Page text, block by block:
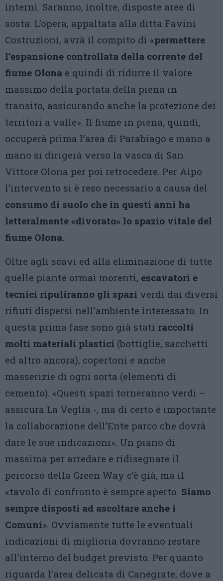
interni. Saranno, inoltre, disposte aree di
sosta. L’opera, appaltata alla ditta Favini
Costruzioni, avrà il compito di «permettere
l’espansione controllata della corrente del
fiume Olona e quindi di ridurre il valore
massimo della portata della piena in
transito, assicurando anche la protezione dei
territori a valle». Il fiume in piena, quindi,
occuperà prima l’area di Parabiago e mano a
mano si dirigerà verso la vasca di San
Vittore Olona per poi retrocedere. Per Aipo
l’intervento si è reso necessario a causa del
consumo di suolo che in questi anni ha
letteralmente «divorato» lo spazio vitale del
fiume Olona.
Oltre agli scavi ed alla eliminazione di tutte
quelle piante ormai morenti, escavatori e
tecnici ripuliranno gli spazi verdi dai diversi
rifiuti dispersi nell’ambiente interessato. In
questa prima fase sono già stati raccolti
molti materiali plastici (bottiglie, sacchetti
ed altro ancora), copertoni e anche
masserizie di ogni sorta (elementi di
cemento). «Questi spazi torneranno verdi –
assicura La Veglia -, ma di certo è importante
la collaborazione dell’Ente parco che dovrà
dare le sue indicazioni». Un piano di
massima per arredare e ridisegnare il
percorso della Green Way c’è già, ma il
«tavolo di confronto è sempre aperto. Siamo
sempre disposti ad ascoltare anche i
Comuni». Ovviamente tutte le eventuali
indicazioni di miglioria dovranno restare
all’interno del budget previsto. Per quanto
riguarda l’area delicata di Canegrate, dove a